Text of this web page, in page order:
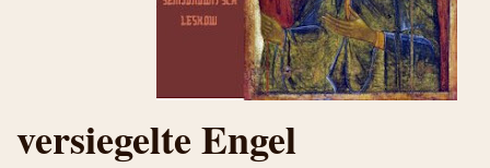
versiegelte Engel